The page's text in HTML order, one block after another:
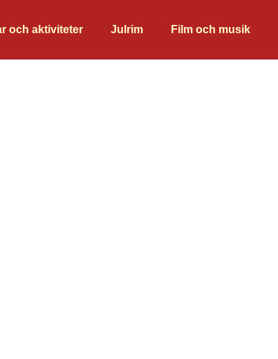
och aktiviteter Julrim Film och musik